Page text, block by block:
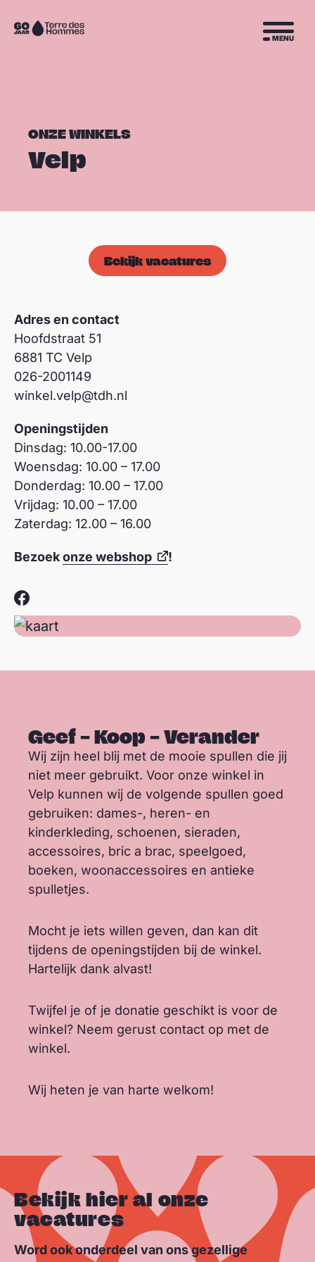
Sla navigatie over
Naar
MENU
ONZE WINKELS
Velp
Bekijk vacatures
Adres en contact
Hoofdstraat 51
6881 TC Velp
026-2001149
winkel.velp@tdh.nl
Openingstijden
Dinsdag: 10.00-17.00
Woensdag: 10.00 – 17.00
Donderdag: 10.00 – 17.00
Vrijdag: 10.00 – 17.00
Zaterdag: 12.00 – 16.00
Bezoekonze webshop !
Facebook
Geef – Koop – Verander
Wij zijn heel blij met de mooie spullen die jij
niet meer gebruikt. Voor onze winkel in
Velp kunnen wij de volgende spullen goed
gebruiken: dames-, heren- en
kinderkleding, schoenen, sieraden,
accessoires, bric a brac, speelgoed,
boeken, woonaccessoires en antieke
spulletjes.
Mocht je iets willen geven, dan kan dit
tijdens de openingstijden bij de winkel.
Hartelijk dank alvast!
Twijfel je of je donatie geschikt is voor de
winkel? Neem gerust contact op met de
winkel.
Wij heten je van harte welkom!
Bekijk hier al onze
vacatures
Word ook onderdeel van ons gezellige